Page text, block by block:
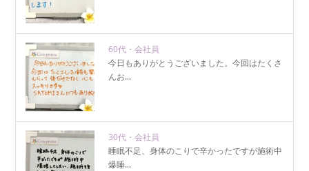
60代・会社員
今日もありがとうございました。今回はたくさ
んお...
30代・会社員
睡眠不足、身体のこりで辛かったですが施術中
爆睡...